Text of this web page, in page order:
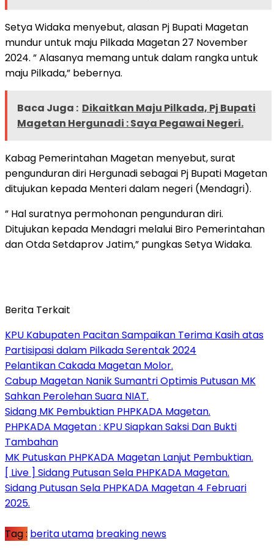
Setya Widaka menyebut, alasan Pj Bupati Magetan
mundur untuk maju Pilkada Magetan 27 November
2024. ” Alasanya memang untuk dalam rangka untuk
maju Pilkada,” bebernya.
Baca Juga : Dikaitkan Maju Pilkada, Pj Bupati
Magetan Hergunadi : Saya Pegawai Negeri.
Kabag Pemerintahan Magetan menyebut, surat
pengunduran diri Hergunadi sebagai Pj Bupati Magetan
ditujukan kepada Menteri dalam negeri (Mendagri).
” Hal suratnya permohonan pengunduran diri.
Ditujukan kepada Mendagri melalui Biro Pemerintahan
dan Otda Setdaprov Jatim,” pungkas Setya Widaka.
Berita Terkait
KPU Kabupaten Pacitan Sampaikan Terima Kasih atas
Partisipasi dalam Pilkada Serentak 2024
Pelantikan Cakada Magetan Molor.
Cabup Magetan Nanik Sumantri Optimis Putusan MK
Sahkan Perolehan Suara NIAT.
Sidang MK Pembuktian PHPKADA Magetan.
PHPKADA Magetan : KPU Siapkan Saksi Dan Bukti
Tambahan
MK Putuskan PHPKADA Magetan Lanjut Pembuktian.
[ Live ] Sidang Putusan Sela PHPKADA Magetan.
Sidang Putusan Sela PHPKADA Magetan 4 Februari
2025.
Tag : berita utama breaking news